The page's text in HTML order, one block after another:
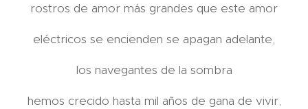
rostros de amor más grandes que este amor
eléctricos se encienden se apagan adelante,
los navegantes de la sombra
hemos crecido hasta mil años de gana de vivir,